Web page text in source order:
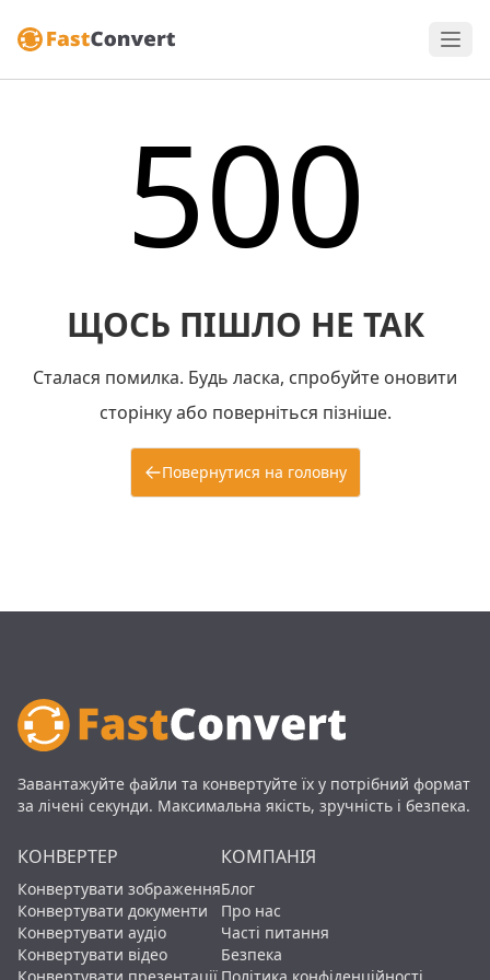
500
ЩОСЬ ПІШЛО НЕ ТАК
Сталася помилка. Будь ласка, спробуйте оновити
сторінку або поверніться пізніше.
Повернутися на головну
Завантажуйте файли та конвертуйте їх у потрібний формат
за лічені секунди. Максимальна якість, зручність і безпека.
КОНВЕРТЕР
Конвертувати зображення
Конвертувати документи
Конвертувати аудіо
Конвертувати відео
КОМПАНІЯ
Блог
Про нас
Часті питання
Безпека